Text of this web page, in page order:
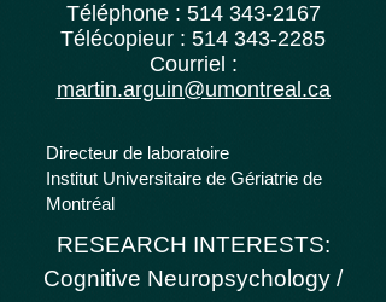
Téléphone : 514 343-2167
Télécopieur : 514 343-2285
Courriel :
martin.arguin@umontreal.ca
Directeur de laboratoire
Institut Universitaire de Gériatrie de
Montréal
RESEARCH INTERESTS:
Cognitive Neuropsychology /